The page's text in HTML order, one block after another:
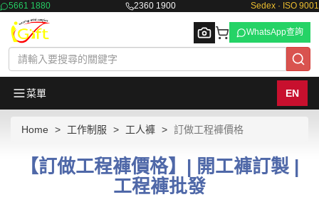
5661 1880 2360 1900 Sedex · ISO 9001
Browse
WhatsApp查詢
菜單 EN
Home 工作制服 工人褲 訂做工程褲價格
【訂做工程褲價格】| 開工褲訂製 |
工程褲批發